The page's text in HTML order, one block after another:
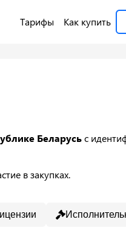
Тарифы Как купить
Беларусьс
в закупках.